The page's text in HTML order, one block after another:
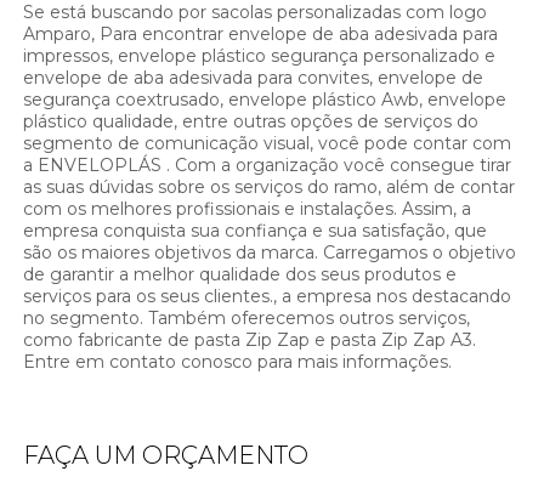
Se está buscando por sacolas personalizadas com logo
Amparo, Para encontrar envelope de aba adesivada para
impressos, envelope plástico segurança personalizado e
envelope de aba adesivada para convites, envelope de
segurança coextrusado, envelope plástico Awb, envelope
plástico qualidade, entre outras opções de serviços do
segmento de comunicação visual, você pode contar com
a ENVELOPLÁS . Com a organização você consegue tirar
as suas dúvidas sobre os serviços do ramo, além de contar
com os melhores profissionais e instalações. Assim, a
empresa conquista sua confiança e sua satisfação, que
são os maiores objetivos da marca. Carregamos o objetivo
de garantir a melhor qualidade dos seus produtos e
serviços para os seus clientes., a empresa nos destacando
no segmento. Também oferecemos outros serviços,
como fabricante de pasta Zip Zap e pasta Zip Zap A3.
Entre em contato conosco para mais informações.
FAÇA UM ORÇAMENTO